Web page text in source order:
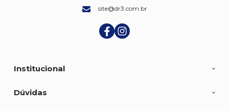
site@dr3.com.br
Institucional
Dúvidas